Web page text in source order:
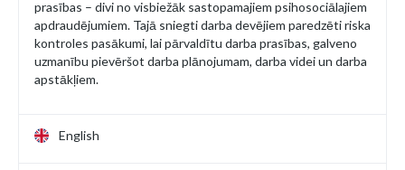
prasības – divi no visbiežāk sastopamajiem psihosociālajiem
apdraudējumiem. Tajā sniegti darba devējiem paredzēti riska
kontroles pasākumi, lai pārvaldītu darba prasības, galveno
uzmanību pievēršot darba plānojumam, darba videi un darba
apstākļiem.
English